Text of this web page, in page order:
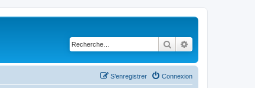
Rechercher
Connexion
S’enregistrer